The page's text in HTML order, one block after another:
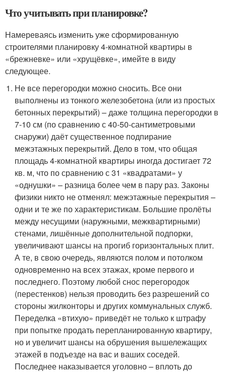
Что учитывать при планировке?
Намереваясь изменить уже сформированную
строителями планировку 4-комнатной квартиры в
«брежневке» или «хрущёвке», имейте в виду
следующее.
Не все перегородки можно сносить. Все они
выполнены из тонкого железобетона (или из простых
бетонных перекрытий) – даже толщина перегородки в
7-10 см (по сравнению с 40-50-сантиметровыми
снаружи) даёт существенное подпирание
межэтажных перекрытий. Дело в том, что общая
площадь 4-комнатной квартиры иногда достигает 72
кв. м, что по сравнению с 31 «квадратами» у
«однушки» – разница более чем в пару раз. Законы
физики никто не отменял: межэтажные перекрытия –
одни и те же по характеристикам. Большие пролёты
между несущими (наружными, межквартирными)
стенами, лишённые дополнительной подпорки,
увеличивают шансы на прогиб горизонтальных плит.
А те, в свою очередь, являются полом и потолком
одновременно на всех этажах, кроме первого и
последнего. Поэтому любой снос перегородок
(перестенков) нельзя проводить без разрешений со
стороны жилконторы и других коммунальных служб.
Переделка «втихую» приведёт не только к штрафу
при попытке продать перепланированную квартиру,
но и увеличит шансы на обрушения вышележащих
этажей в подъезде на вас и ваших соседей.
Последнее наказывается уголовно – вплоть до